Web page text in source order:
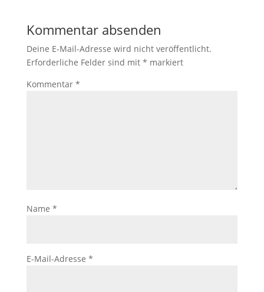
Kommentar absenden
Deine E-Mail-Adresse wird nicht veröffentlicht.
Erforderliche Felder sind mit * markiert
Kommentar *
Name *
E-Mail-Adresse *